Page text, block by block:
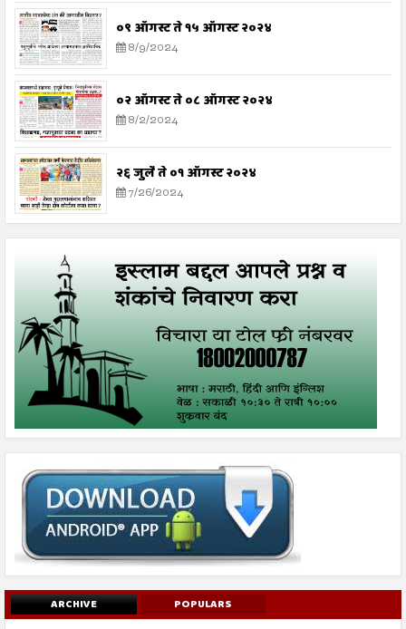
०९ ऑगस्ट ते १५ ऑगस्ट २०२४
8/9/2024
०२ ऑगस्ट ते ०८ ऑगस्ट २०२४
8/2/2024
२६ जुलै ते ०१ ऑगस्ट २०२४
7/26/2024
ARCHIVE POPULARS